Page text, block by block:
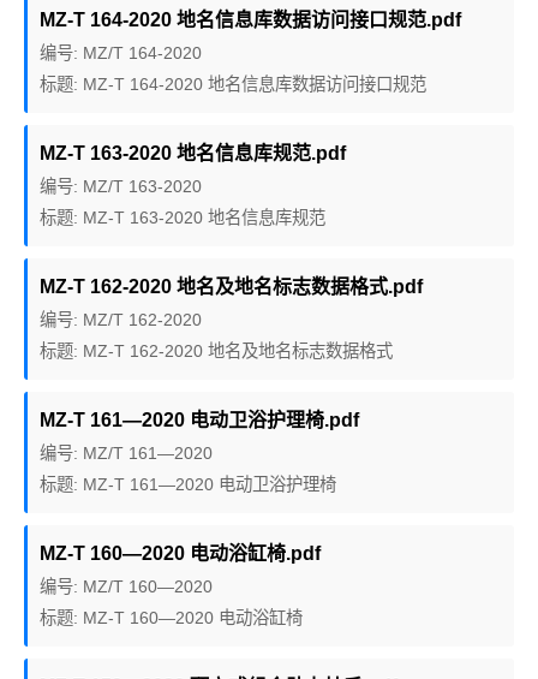
MZ-T 164-2020 地名信息库数据访问接口规范.pdf
编号: MZ/T 164-2020
标题: MZ-T 164-2020 地名信息库数据访问接口规范
MZ-T 163-2020 地名信息库规范.pdf
编号: MZ/T 163-2020
标题: MZ-T 163-2020 地名信息库规范
MZ-T 162-2020 地名及地名标志数据格式.pdf
编号: MZ/T 162-2020
标题: MZ-T 162-2020 地名及地名标志数据格式
MZ-T 161—2020 电动卫浴护理椅.pdf
编号: MZ/T 161—2020
标题: MZ-T 161—2020 电动卫浴护理椅
MZ-T 160—2020 电动浴缸椅.pdf
编号: MZ/T 160—2020
标题: MZ-T 160—2020 电动浴缸椅